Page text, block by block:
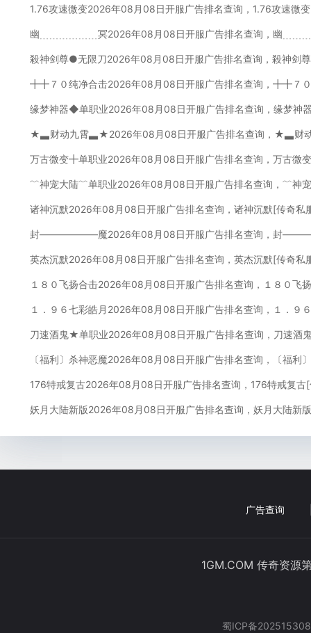
1.76攻速微变2026年08月08日开服广告排名查询，1.76攻速微
幽﹍﹍﹍﹍﹍﹍冥2026年08月08日开服广告排名查询，幽
殺神剑尊●无限刀2026年08月08日开服广告排名查询，殺神剑
╋╋７０纯净合击2026年08月08日开服广告排名查询，╋╋７０
缘梦神器◆单职业2026年08月08日开服广告排名查询，缘梦神
★▃财动九霄▃★2026年08月08日开服广告排名查询，★▃财
万古微变╋单职业2026年08月08日开服广告排名查询，万古微
﹌神宠大陆﹌单职业2026年08月08日开服广告排名查询，﹌神
诸神沉默2026年08月08日开服广告排名查询，诸神沉默[传奇私
封——————魔2026年08月08日开服广告排名查询，封
英杰沉默2026年08月08日开服广告排名查询，英杰沉默[传奇私
１８０飞扬合击2026年08月08日开服广告排名查询，１８０飞
１．９６七彩皓月2026年08月08日开服广告排名查询，１．９
刀速酒鬼★单职业2026年08月08日开服广告排名查询，刀速酒
〔福利〕杀神恶魔2026年08月08日开服广告排名查询，〔福利
176特戒复古2026年08月08日开服广告排名查询，176特戒复古
妖月大陆新版2026年08月08日开服广告排名查询，妖月大陆新
广告查询
1GM.COM 传奇资源
蜀ICP备